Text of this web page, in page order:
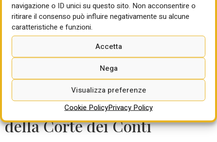
navigazione o ID unici su questo sito. Non acconsentire o
ritirare il consenso può influire negativamente su alcune
caratteristiche e funzioni.
Accetta
Nega
Visualizza preferenze
Cookie PolicyPrivacy Policy
degli americani. Sempre martedi’ 23 usciranno i dati sulla
produzione industriale e su quella manifatturiera a stelle e
strisce. E lo stesso giorno e’ in agenda la fiducia dei
consumatori Usa, che sara’ da tenere d’occhio per capire
se sara’ ancora presente l’effetto shutdown, con
un’attenzione particolare alla componente lavoro.
Oggi conferenza stampa
Associazione Magistrati
della Corte dei Conti